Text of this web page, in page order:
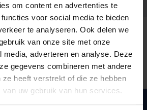
om content en advertenties te
voor social media te bieden
te analyseren. Ook delen we
van onze site met onze
media, adverteren en analyse. Deze
gegevens combineren met andere
ze heeft verstrekt of die ze hebben
uw gebruik van hun services.